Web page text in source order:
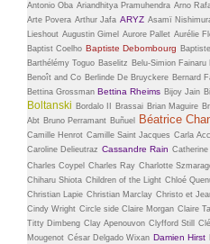
Antonio Oba Ariandhitya Pramuhendra Arno
Arte Povera Arthur Jafa ARYZ Asamï
Lieshout Augustin Gimel Aurore Pallet Aurélie
Baptist Coelho Baptiste Debombourg
Barthélémy Toguo Baselitz Belu-Simion Fainaru
Benoît and Co Berlinde De Bruyckere Bernard
Bettina Grossman Bettina Rheims Bijoy Jain
Boltanski Bordalo II Brassai Brian Maguire
Abt Bruno Perramant Buñuel Béatrice
Camille Henrot Camille Saint Jacques Carla
Caroline Delieutraz Cassandre Rain Catherine
Charles Coypel Charles Ray Charlotte
Chiharu Shiota Children of the Light Chloé
Christian Lapie Christian Marclay Christo et
Cindy Wright Circle side Claire Morgan Claire
Titty Dimbeng Clay Apenouvon Clyfford Still
Mougenot César Delgado Wixan Damien Hirst